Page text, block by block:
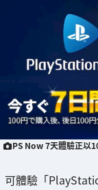
PS Now 7天體驗正以
可體驗「